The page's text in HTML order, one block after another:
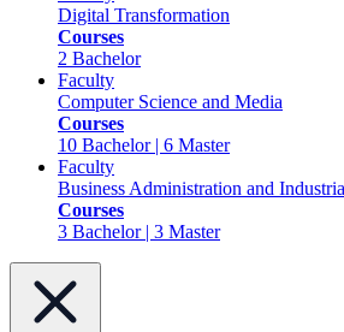
Digital Transformation
Courses
2 Bachelor
Faculty
Computer Science and Media
Courses
10 Bachelor | 6 Master
Faculty
Business Administration and
Courses
3 Bachelor | 3 Master